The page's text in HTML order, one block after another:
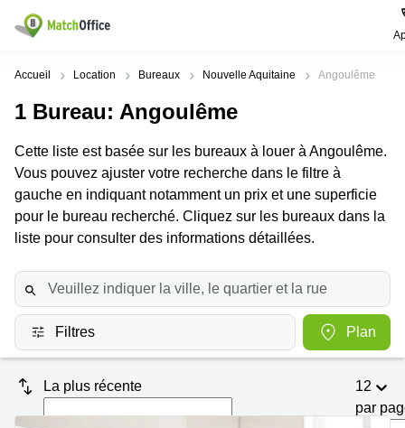
Rechercher / publier
Pages
produits
Bureau
Centre
d’affaires
Salles
de
réunion
Bureau
virtuel
Villes
Paris
Lille
Lyon
Marseille
Nantes
Toulouse
Nice
Strasbourg
Recherches
Centres
d'affaires
Location
Lille
Coworking
Paris
Lyon
Coworking
Aide
Qui sommes-nous?
Publier un local
Connexion
Accueil Location Bureaux Nouvelle Aquitaine Angoulême
1 Bureau: Angoulême
Cette liste est basée sur les bureaux à louer à Angoulême.
Vous pouvez ajuster votre recherche dans le filtre à
gauche en indiquant notamment un prix et une superficie
pour le bureau recherché. Cliquez sur les bureaux dans la
liste pour consulter des informations détaillées.
Filtres Plan
La plus récente
12
par